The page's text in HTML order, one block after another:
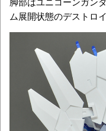
ム展開状態のデストロ